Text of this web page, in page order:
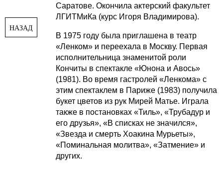
НАЗАД
Саратове. Окончила актерский факультет
ЛГИТМиКа (курс Игоря Владимирова).
В 1975 году была приглашена в театр
«Ленком» и переехала в Москву. Первая
исполнительница знаменитой роли
Кончиты в спектакле «Юнона и Авось»
(1981). Во время гастролей «Ленкома» с
этим спектаклем в Париже (1983) получила
букет цветов из рук Мирей Матье. Играла
также в постановках «Тиль», «Трубадур и
его друзья», «В списках не значился»,
«Звезда и смерть Хоакина Мурьеты»,
«Поминальная молитва», «Затмение» и
других.